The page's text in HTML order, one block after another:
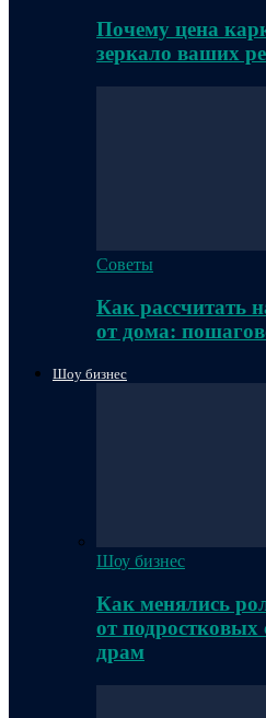
Почему цена
зеркало ваших
Советы
Как рассчитать
от дома:
Шоу бизнес
Шоу бизнес
Как менялись
от подростковых
драм